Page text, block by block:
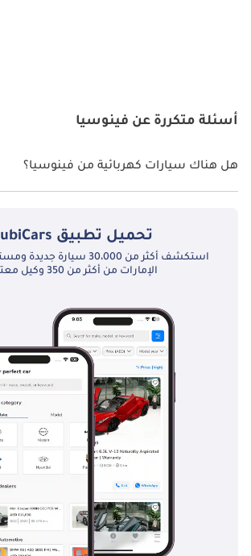
أسئلة متكررة عن فينوسيا
هل هناك سيارات كهربائية من فينوسيا؟
لا، فينوسيا لا تقدم أي سيارات كهربائية في الإمارات
تحميل تطبيق
استكشف أكثر من 30،000 سيارة
الإمارات من أكثر من 350 وكيل معتمد.